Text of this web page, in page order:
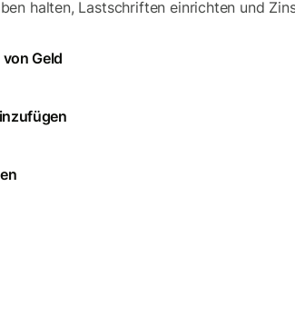
halten, Lastschriften einrichten und
Geld